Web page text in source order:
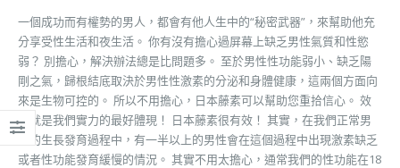
一個成功而有權勢的男人，都會有他人生中的“秘密武器”，來幫助他充
分享受性生活和夜生活。 你有沒有擔心過屏幕上缺乏男性氣質和性慾
弱？ 別擔心，解決辦法總是比問題多。 至於男性性功能弱小、缺乏陽
剛之氣，歸根結底取決於男性性激素的分泌和身體健康，這兩個方面向
來是生物可控的。 所以不用擔心，日本藤素可以幫助您重拾信心。 效
果就是我們實力的最好體現！ 日本藤素很有效！ 其實，在我們正常男
性的生長發育過程中，有一半以上的男性會在這個過程中出現激素缺乏
或者性功能發育緩慢的情況。 其實不用太擔心，通常我們的性功能在18